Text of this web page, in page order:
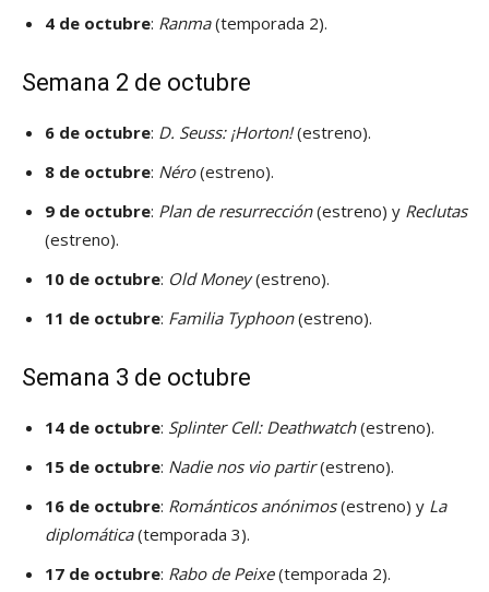
4 de octubre: Ranma(temporada 2).
Semana 2 de octubre
6 de octubre: D. Seuss: ¡Horton!(estreno).
8 de octubre: Néro(estreno).
9 de octubre: Plan de resurrección(estreno) y Reclutas
(estreno).
10 de octubre: Old Money(estreno).
11 de octubre: Familia Typhoon(estreno).
Semana 3 de octubre
14 de octubre: Splinter Cell: Deathwatch(estreno).
15 de octubre: Nadie nos vio partir(estreno).
16 de octubre: Románticos anónimos(estreno) y La
diplomática(temporada 3).
17 de octubre: Rabo de Peixe(temporada 2).